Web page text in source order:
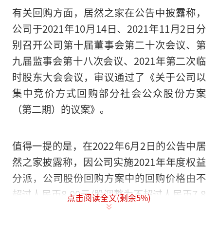
有关回购方面，居然之家在公告中披露称，
公司于2021年10月14日、2021年11月2日分
别召开公司第十届董事会第二十次会议、第
九届监事会第十八次会议、2021年第二次临
时股东大会会议，审议通过了《关于公司以
集中竞价方式回购部分社会公众股份方案
（第二期）的议案》。
值得一提的是，在2022年6月2日的公告中居
然之家披露称，因公司实施2021年年度权益
分派，公司股份回购方案中的回购价格由不
超过人民币8.00元/股调整为不超过人民币7.8
点击阅读全文(剩余5%)